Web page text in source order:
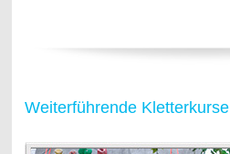
Weiterführende Kletterkurse